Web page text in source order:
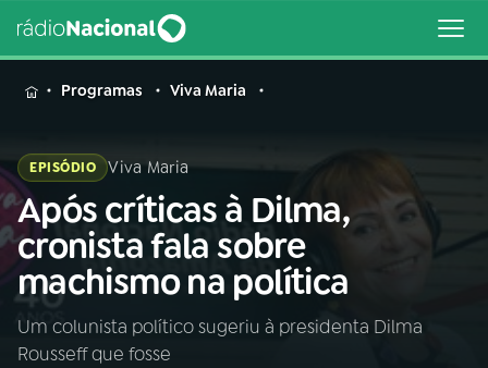
MENU
Buscar
na
Rádio
Nacional
Buscar
AO VIVO
Programas Viva Maria
EPISÓDIO Viva Maria
Após críticas à Dilma,
cronista fala sobre
machismo na política
Um colunista político sugeriu à presidenta Dilma
Rousseff que fosse